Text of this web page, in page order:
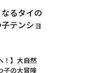
るタイの
テンショ
！】大自然
子の大冒険